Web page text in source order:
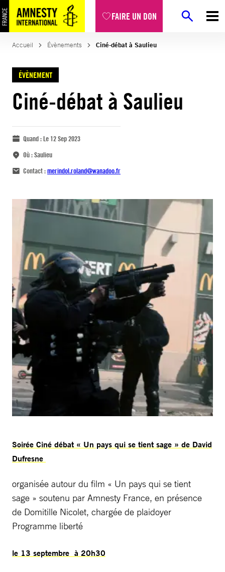
FAIRE UN DON
Accueil Évènements Ciné-débat à Saulieu
ÉVÈNEMENT
Ciné-débat à Saulieu
Quand :Le 12 Sep 2023
Où :Saulieu
Contact :merindol.roland@wanadoo.fr
Soirée Ciné débat « Un pays qui se tient sage » de David
Dufresne
organisée autour du film « Un pays qui se tient
sage » soutenu par Amnesty France, en présence
de Domitille Nicolet, chargée de plaidoyer
Programme liberté
le 13 septembre à 20h30